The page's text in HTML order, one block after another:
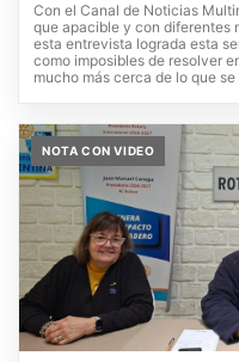
Con el Canal de Noticias
que apacible y con diferentes
esta entrevista lograda esta
como imposibles de resolver
mucho más cerca de lo que
NOTA CON VIDEO